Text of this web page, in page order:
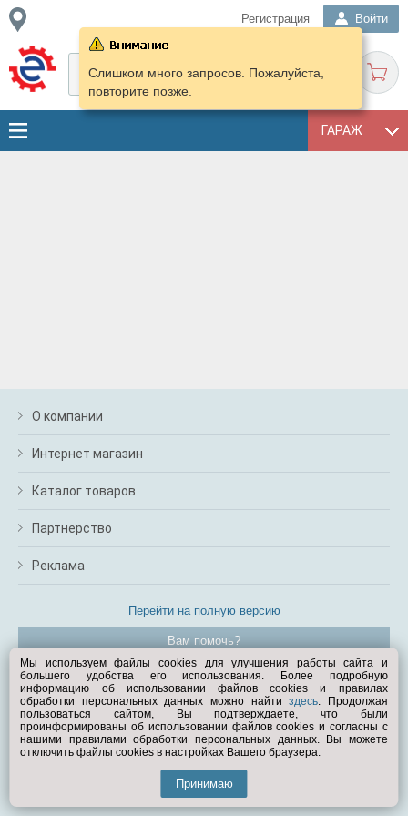
Регистрация Войти
ГАРАЖ
Слишком много запросов. Пожалуйста,
повторите позже.
О компании
Интернет магазин
Каталог товаров
Партнерство
Реклама
Перейти на полную версию
Вам помочь?
© Exist.ru 1998—2026
Мы используем файлы cookies для улучшения работы сайта и
большего удобства его использования. Более подробную
информацию об использовании файлов cookies и правилах
обработки персональных данных можно найтиздесь. Продолжая
пользоваться сайтом, Вы подтверждаете, что были
проинформированы об использовании файлов cookies и согласны с
нашими правилами обработки персональных данных. Вы можете
отключить файлы cookies в настройках Вашего браузера.
Принимаю